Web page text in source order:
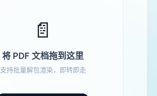
📄
将 PDF 文档拖到这里
支持批量解包渲染，即转即走